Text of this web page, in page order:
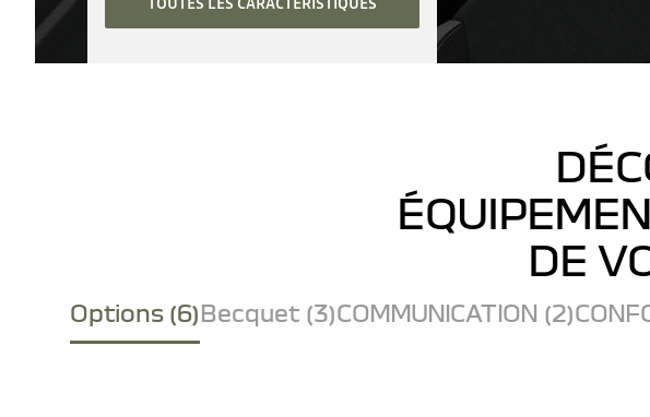
DE
Options (6)Becquet (3)COMMUNICATION (2)